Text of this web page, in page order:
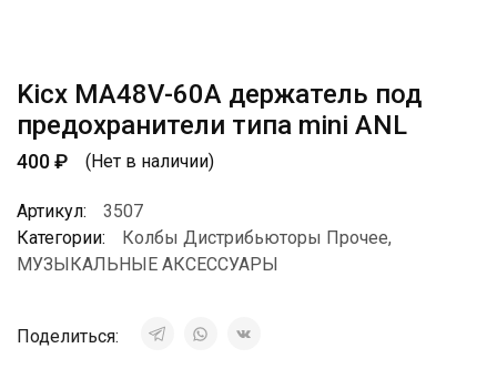
Kicx MA48V-60A держатель под
предохранители типа mini ANL
400₽ (Нет в наличии)
Артикул:
3507
Категории:
Колбы Дистрибьюторы Прочее,
МУЗЫКАЛЬНЫЕ АКСЕССУАРЫ
Поделиться: